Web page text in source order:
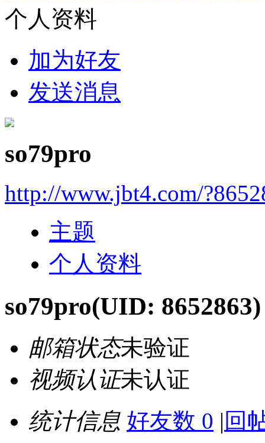
个人资料
加为好友
发送消息
so79pro
http://www.jbt4.com/
主题
个人资料
so79pro(UID: 8652863)
邮箱状态未验证
视频认证未认证
统计信息 好友数 0 | 回